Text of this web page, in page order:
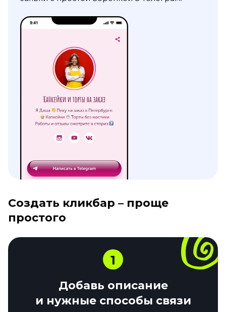
Создать кликбар – проще
простого
1
Добавь описание
и нужные способы связи